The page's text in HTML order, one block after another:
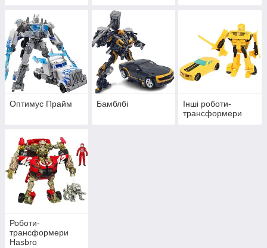
Оптимус Прайм Бамблбі
Інші роботи-
трансформери
Роботи-
трансформери
Hasbro